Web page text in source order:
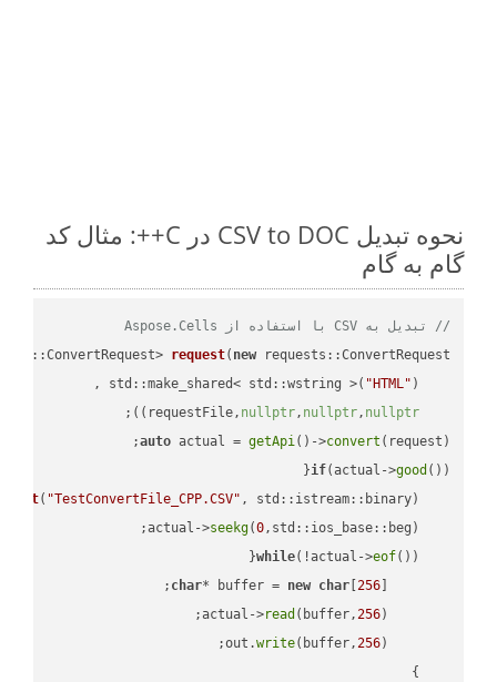
نحوه تبدیل CSV to DOC در C++: مثال کد
گام به گام
// تبدیل به CSV با استفاده از Aspose.Cells
request( new
"HTML"
    requestFile,
nullptr, nullptr, nullptr
))
;
auto actual = getApi()->convert (request);
if(actual->good
out( "TestConvertFile_CPP.CSV" , std::istream::binary)
seekg(0
while(!actual->eof
char* buffer = new char[ 256
read (buffer,256
write(buffer,256